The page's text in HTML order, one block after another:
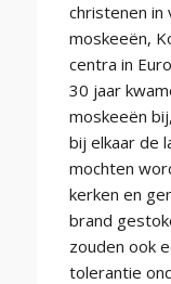
christenen in
moskeeën,
centra in
30 jaar
moskeeën
bij elkaar de
mochten
kerken en
brand
zouden ook
tolerantie